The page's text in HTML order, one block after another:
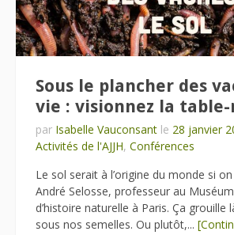
Sous le plancher des
vie : visionnez la table-
par Isabelle Vauconsant le 28 janvier
Activités de l'AJJH, Conférences
Le sol serait à l’origine du monde si
André Selosse, professeur au
d’histoire naturelle à Paris. Ça grouille
sous nos semelles. Ou plutôt,...